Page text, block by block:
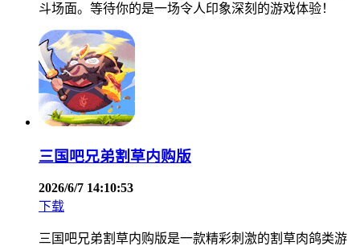
斗场面。等待你的是一场令人印象深刻的游戏体验！
三国吧兄弟割草内购版
2026/6/7 14:10:53
下载
三国吧兄弟割草内购版是一款精彩刺激的割草肉鸽类游